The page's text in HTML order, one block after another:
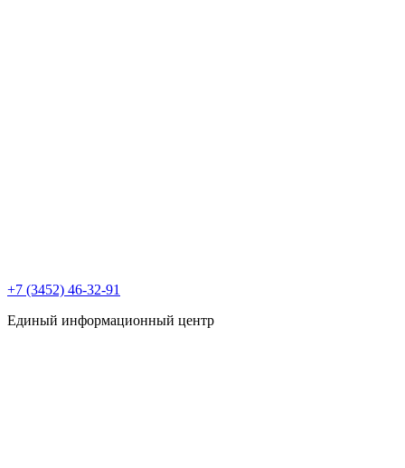
+7 (3452) 46-32-91
Единый информационный центр